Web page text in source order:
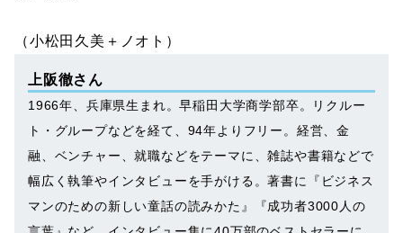
（小松田久美＋ノオト）
上阪徹さん
1966年、兵庫県生まれ。早稲田大学商学部卒。リクルー
ト・グループなどを経て、94年よりフリー。経営、金
融、ベンチャー、就職などをテーマに、雑誌や書籍などで
幅広く執筆やインタビューを手がける。著書に『ビジネス
マンのための新しい童話の読みかた』『成功者3000人の